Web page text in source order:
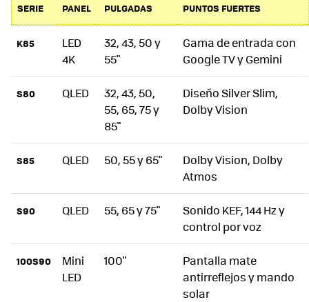
SERIE PANEL PULGADAS PUNTOS FUERTES
K85
LED
4K
32, 43, 50 y
55"
Gama de entrada con
Google TV y Gemini
S80 QLED
32, 43, 50,
55, 65, 75 y
85"
Diseño Silver Slim,
Dolby Vision
S85 QLED 50, 55 y 65"
Dolby Vision, Dolby
Atmos
S90 QLED 55, 65 y 75"
Sonido KEF, 144 Hz y
control por voz
100S90
Mini
LED
100"
Pantalla mate
antirreflejos y mando
solar